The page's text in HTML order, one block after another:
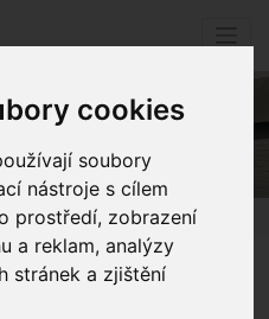
cookies
soubory
nástroje s cílem
prostředí, zobrazení
a reklam, analýzy
stránek a zjištění